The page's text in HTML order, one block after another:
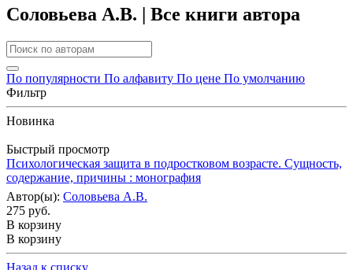
Соловьева А.В. | Все книги автора
По популярности По алфавиту По цене По умолчанию
Фильтр
Новинка
Быстрый просмотр
Психологическая защита в подростковом возрасте. Сущность,
содержание, причины : монография
Автор(ы): Соловьева А.В.
275 руб.
В корзину
В корзину
Назад к списку